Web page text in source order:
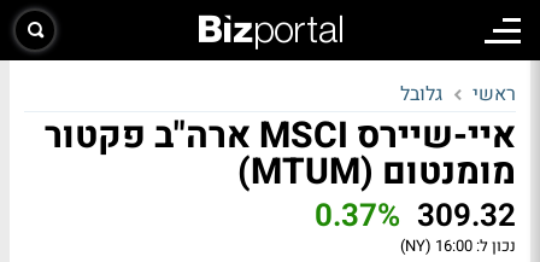
ראשי גלובל
איי-שיירס MSCI ארה"ב פקטור
מומנטום (MTUM)
309.32
0.37%
נכון ל: 16:00 (NY)